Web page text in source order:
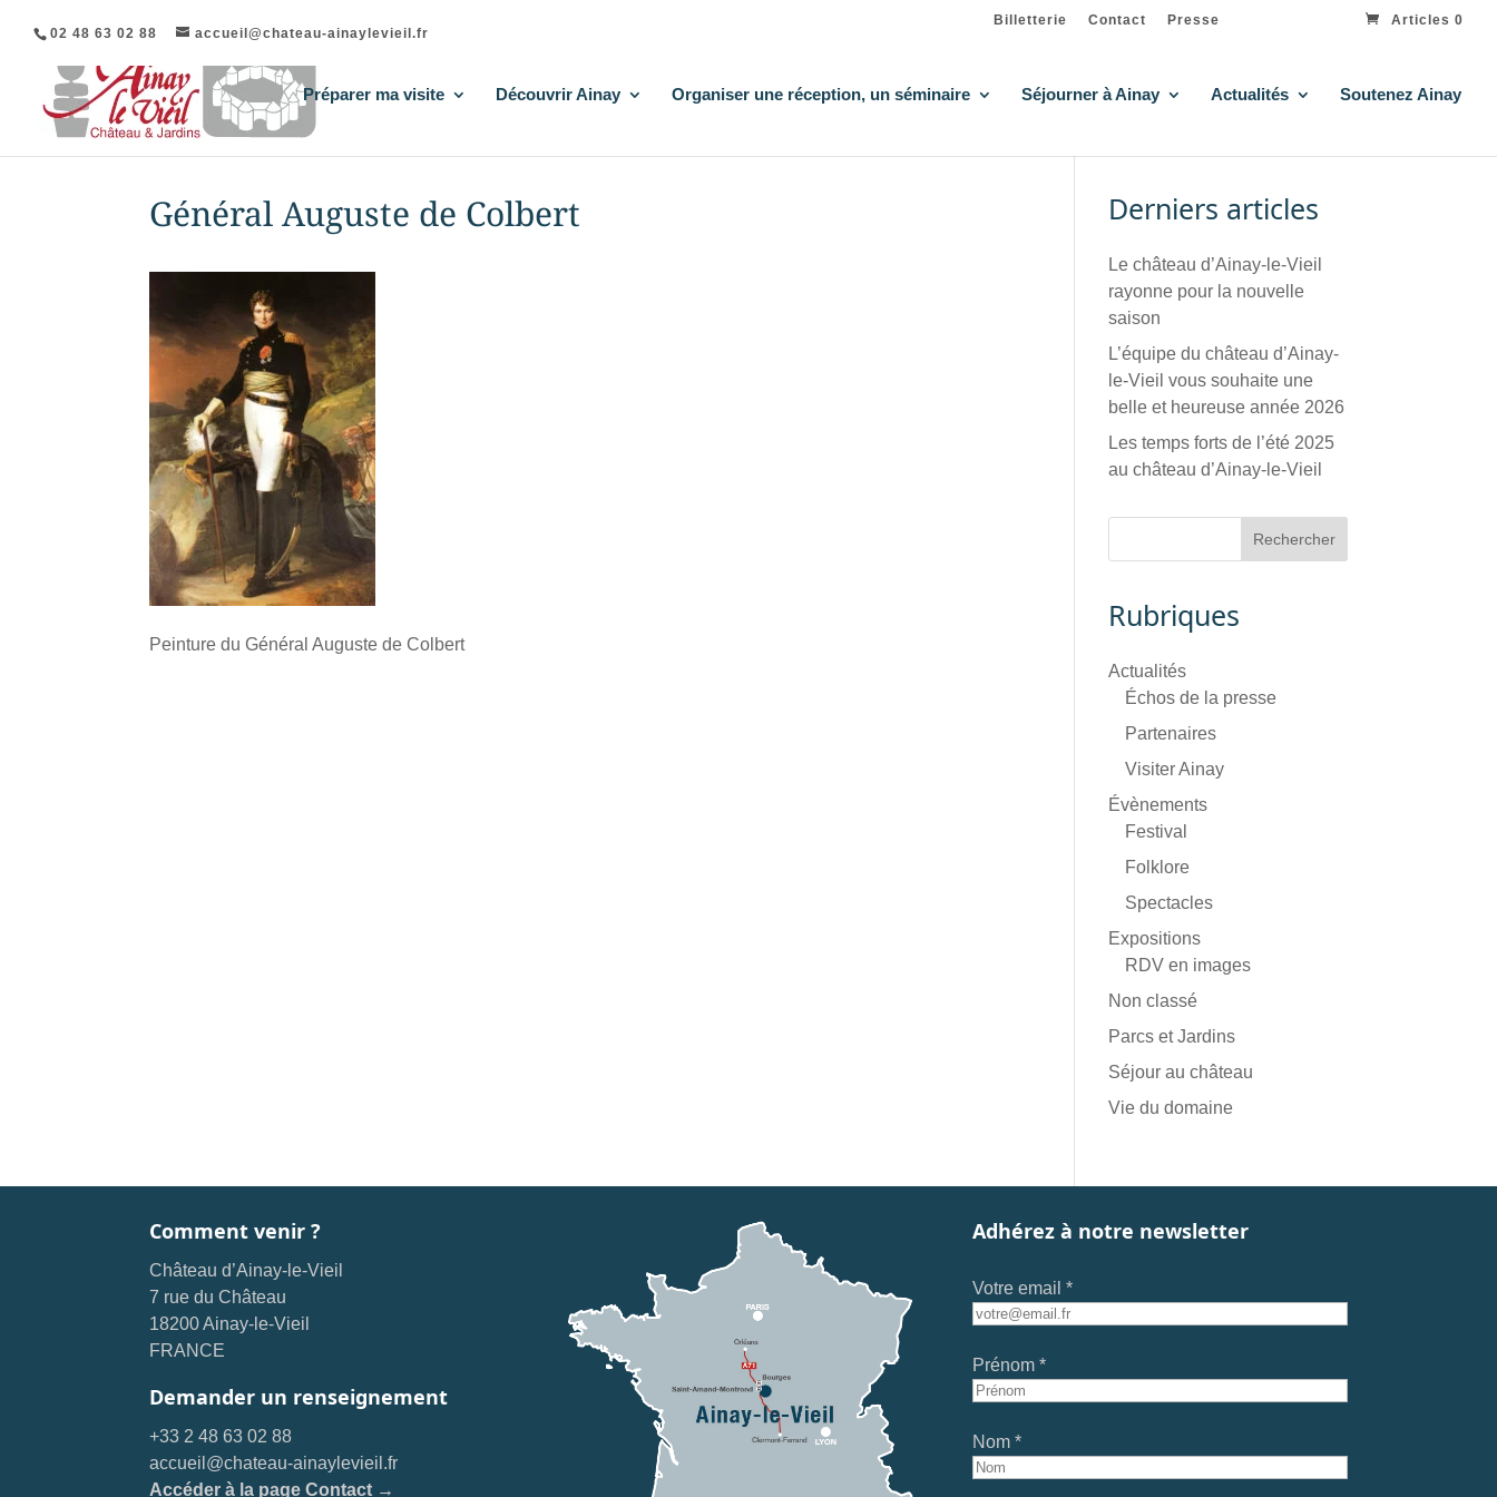
02 48 63 02 88 accueil@chateau-ainaylevieil.fr
Billetterie Contact Presse Articles 0
Préparer ma visite Découvrir Ainay Organiser une réception, un séminaire Séjourner à Ainay Actualités Soutenez Ainay
Général Auguste de Colbert
Peinture du Général Auguste de Colbert
Derniers articles
Le château d’Ainay-le-Vieil
rayonne pour la nouvelle
saison
L’équipe du château d’Ainay-
le-Vieil vous souhaite une
belle et heureuse année 2026
Les temps forts de l’été 2025
au château d’Ainay-le-Vieil
Rubriques
Actualités
Échos de la presse
Partenaires
Visiter Ainay
Évènements
Festival
Folklore
Spectacles
Expositions
RDV en images
Non classé
Parcs et Jardins
Séjour au château
Vie du domaine
Comment venir ?
Château d’Ainay-le-Vieil
7 rue du Château
18200 Ainay-le-Vieil
FRANCE
Demander un renseignement
+33 2 48 63 02 88
accueil@chateau-ainaylevieil.fr
Accéder à la page Contact →
Adhérez à notre newsletter
Votre email *
Prénom *
Nom *